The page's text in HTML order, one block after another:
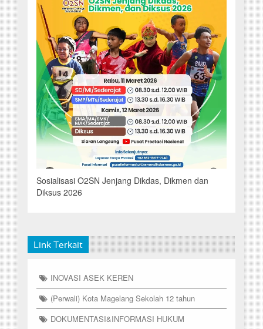
Sosialisasi O2SN Jenjang Dikdas, Dikmen dan
Diksus 2026
Link Terkait
INOVASI ASEK KEREN
(Perwali) Kota Magelang Sekolah 12 tahun
DOKUMENTASI&INFORMASI HUKUM